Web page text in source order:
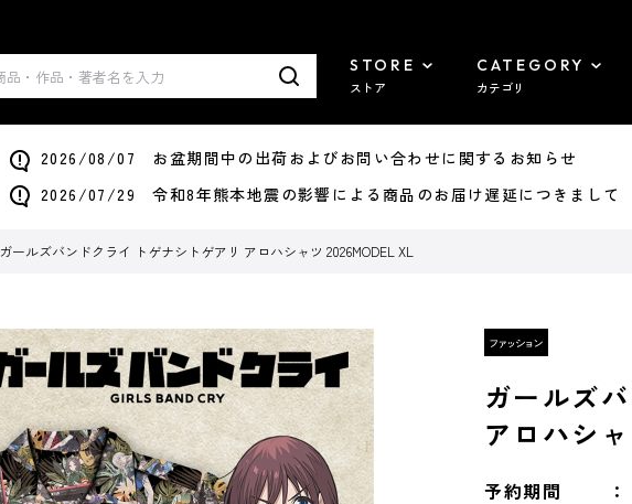
STORE
ストア
CATEGORY
カテゴリ
2026/08/07 お盆期間中の出荷およびお問い合わせに関するお知らせ
2026/07/29 令和8年熊本地震の影響による商品のお届け遅延につきまして
ガールズバンドクライ トゲナシトゲアリ アロハシャツ 2026MODEL XL
ガールズ
アロハシ
予約期間